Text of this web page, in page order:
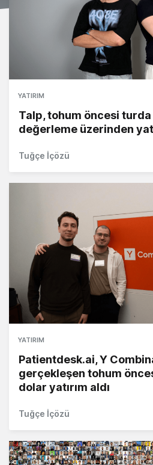
YATIRIM
Talp, tohum öncesi
değerleme üzerinden
Tuğçe İçözü
YATIRIM
Patientdesk.ai, Y
gerçekleşen tohum
dolar yatırım aldı
Tuğçe İçözü